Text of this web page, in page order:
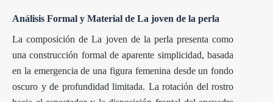
Análisis Formal y Material de La joven de la perla
La composición de La joven de la perla presenta como
una construcción formal de aparente simplicidad, basada
en la emergencia de una figura femenina desde un fondo
oscuro y de profundidad limitada. La rotación del rostro